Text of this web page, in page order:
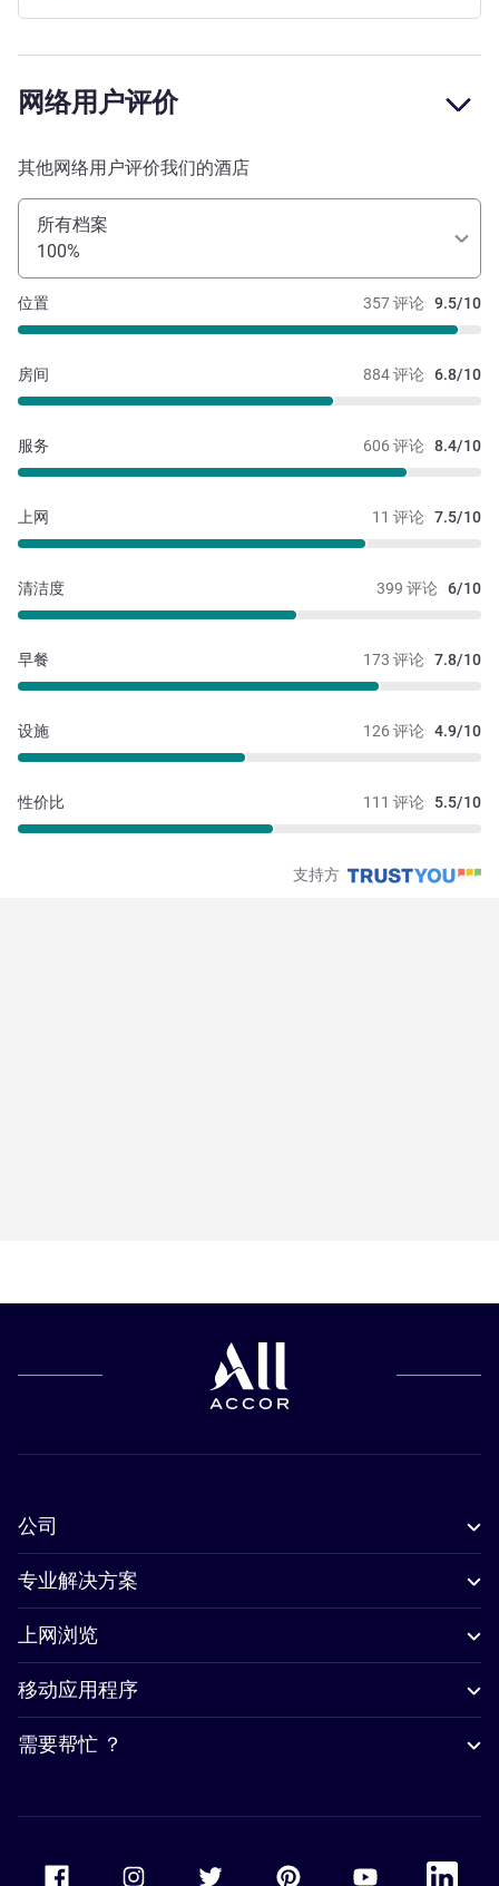
网络用户评价
其他网络用户评价我们的酒店
所有档案
100%
357 评论 9.5/10
位置
884 评论 6.8/10
房间
606 评论 8.4/10
服务
11 评论 7.5/10
上网
399 评论 6/10
清洁度
173 评论 7.8/10
早餐
126 评论 4.9/10
设施
111 评论 5.5/10
性价比
支持方
公司
专业解决方案
上网浏览
移动应用程序
需要帮忙 ？
Accor Facebook Accor TwitterAccor PinterestAccor Youtube
Accor